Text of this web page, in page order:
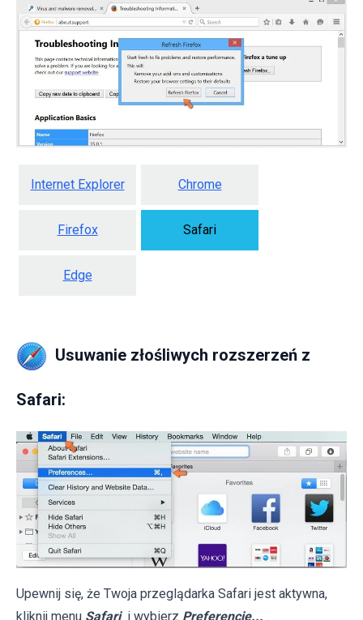
Internet Explorer Chrome
Firefox Safari
Edge
Usuwanie złośliwych rozszerzeń z
Safari:
Upewnij się, że Twoja przeglądarka Safari jest aktywna,
kliknij menu Safari i wybierz Preferencje... .